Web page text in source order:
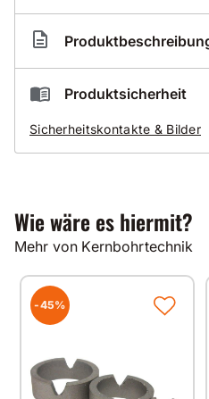
Artikelnummer
Profi-Nassbohrkrone mit
Anschluss 1 1/4 Zoll
Anfrage.
Alle unsere Produkte
Fertigungsmaschinen in
angrenzenden West-
Produktsicherheit
Sicherheitskontakte & Bilder
Wie wäre es hiermit?
Mehr von Kernbohrtechnik
-45%